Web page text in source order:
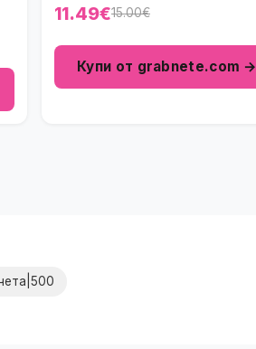
11.49€15.00€
Купи от grabnete.com →